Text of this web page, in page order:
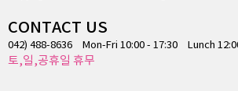
CONTACT US
042) 488-8636 Mon-Fri 10:00 - 17:30 Lunch
토,일,공휴일 휴무